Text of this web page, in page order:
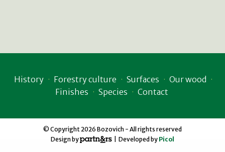
History Forestry culture Surfaces
Our wood
Finishes
Species Contact
© Copyright 2026 Bozovich - All rights reserved
Design by
| Developed by Picol